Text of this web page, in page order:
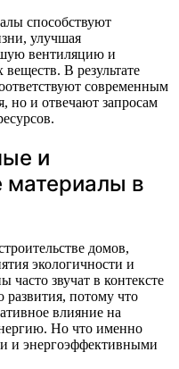
способствуют
улучшая
вентиляцию и
В результате
современным
но и отвечают запросам
и
материалы в
домов,
экологичности и
звучат в контексте
развития, потому что
влияние на
Но что именно
и энергоэффективными